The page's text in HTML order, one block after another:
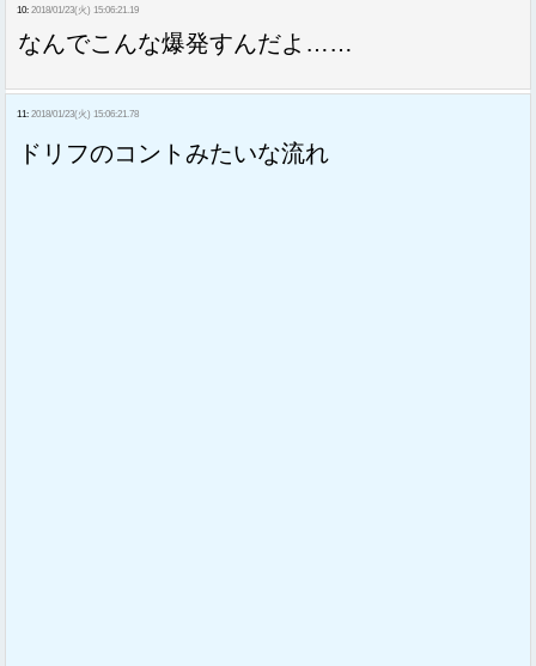
10: 2018/01/23(火) 15:06:21.19
なんでこんな爆発すんだよ……
11: 2018/01/23(火) 15:06:21.78
ドリフのコントみたいな流れ